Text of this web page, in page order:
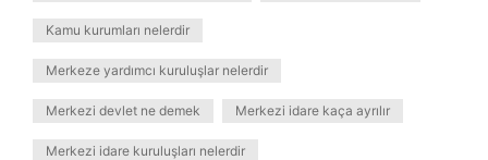
Kamu kurumları nelerdir
Merkeze yardımcı kuruluşlar nelerdir
Merkezi devlet ne demek Merkezi idare kaça ayrılır
Merkezi idare kuruluşları nelerdir